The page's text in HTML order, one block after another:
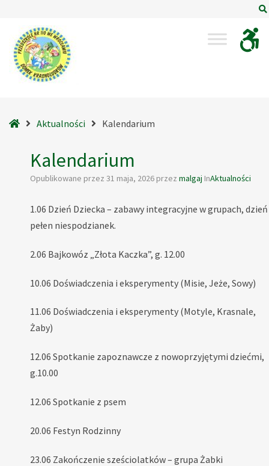
Kalendarium
StronaAktualności Kalendarium
Kalendarium
Opublikowane przez 31 maja, 2026 przez malgaj InAktualności
1.06 Dzień Dziecka – zabawy integracyjne w grupach, dzień
pełen niespodzianek.
2.06 Bajkowóz „Złota Kaczka”, g. 12.00
10.06 Doświadczenia i eksperymenty (Misie, Jeże, Sowy)
11.06 Doświadczenia i eksperymenty (Motyle, Krasnale,
Żaby)
12.06 Spotkanie zapoznawcze z nowoprzyjętymi dziećmi,
g.10.00
12.06 Spotkanie z psem
20.06 Festyn Rodzinny
23.06 Zakończenie sześciolatków – grupa Żabki